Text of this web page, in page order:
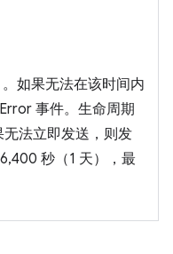
如果无法在该时间内
事件。生命周期
法立即发送，则发
秒（1 天），最